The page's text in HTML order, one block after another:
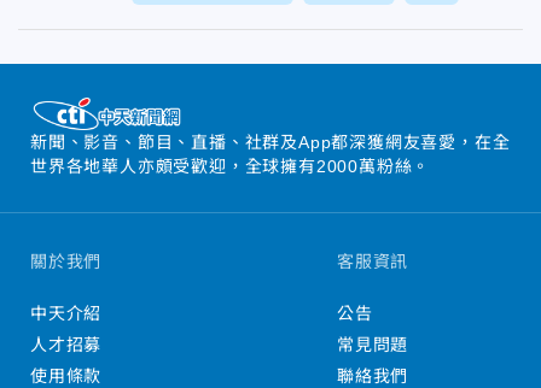
新聞、影音、節目、直播、社群及App都深獲網友喜愛，在全
世界各地華人亦頗受歡迎，全球擁有2000萬粉絲。
關於我們
中天介紹
人才招募
使用條款
客服資訊
公告
常見問題
聯絡我們